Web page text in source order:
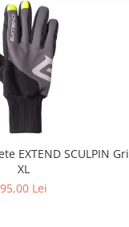
EXTEND SCULPIN Gri
XL
95,00 Lei